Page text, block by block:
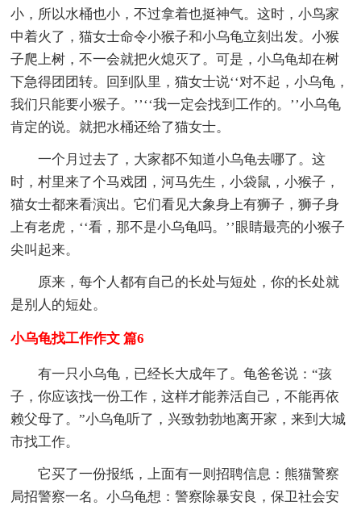
小，所以水桶也小，不过拿着也挺神气。这时，小鸟家
中着火了，猫女士命令小猴子和小乌龟立刻出发。小猴
子爬上树，不一会就把火熄灭了。可是，小乌龟却在树
下急得团团转。回到队里，猫女士说‘‘对不起，小乌龟，
我们只能要小猴子。’’‘‘我一定会找到工作的。’’小乌龟
肯定的说。就把水桶还给了猫女士。
一个月过去了，大家都不知道小乌龟去哪了。这
时，村里来了个马戏团，河马先生，小袋鼠，小猴子，
猫女士都来看演出。它们看见大象身上有狮子，狮子身
上有老虎，‘‘看，那不是小乌龟吗。’’眼睛最亮的小猴子
尖叫起来。
原来，每个人都有自己的长处与短处，你的长处就
是别人的短处。
小乌龟找工作作文 篇6
有一只小乌龟，已经长大成年了。龟爸爸说：“孩
子，你应该找一份工作，这样才能养活自己，不能再依
赖父母了。”小乌龟听了，兴致勃勃地离开家，来到大城
市找工作。
它买了一份报纸，上面有一则招聘信息：熊猫警察
局招警察一名。小乌龟想：警察除暴安良，保卫社会安